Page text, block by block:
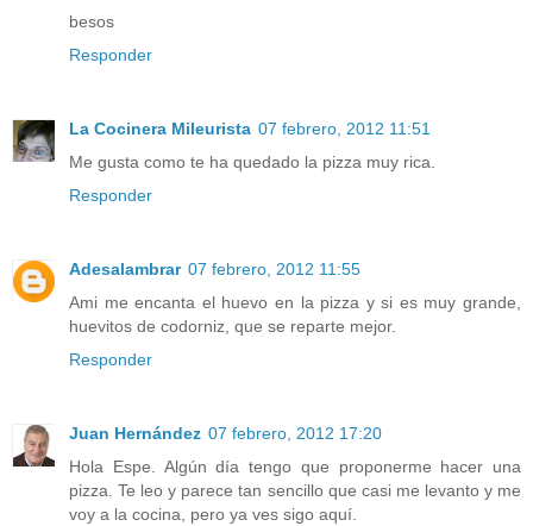
besos
Responder
La Cocinera Mileurista 07 febrero, 2012 11:51
Me gusta como te ha quedado la pizza muy rica.
Responder
Adesalambrar 07 febrero, 2012 11:55
Ami me encanta el huevo en la pizza y si es muy grande,
huevitos de codorniz, que se reparte mejor.
Responder
Juan Hernández 07 febrero, 2012 17:20
Hola Espe. Algún día tengo que proponerme hacer una
pizza. Te leo y parece tan sencillo que casi me levanto y me
voy a la cocina, pero ya ves sigo aquí.